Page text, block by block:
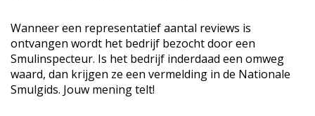
Wanneer een representatief aantal reviews is
ontvangen wordt het bedrijf bezocht door een
Smulinspecteur. Is het bedrijf inderdaad een omweg
waard, dan krijgen ze een vermelding in de Nationale
Smulgids. Jouw mening telt!